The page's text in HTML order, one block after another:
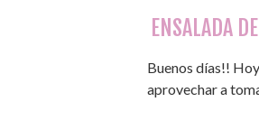
ENSALADA
Buenos días!!
aprovechar a